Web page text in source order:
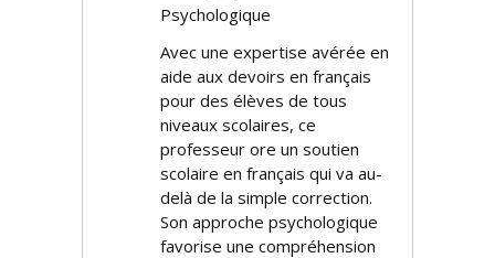
Psychologique
Avec une expertise avérée en
aide aux devoirs en français
pour des élèves de tous
niveaux scolaires, ce
professeur offre un soutien
scolaire en français qui va au-
delà de la simple correction.
Son approche psychologique
favorise une compréhension